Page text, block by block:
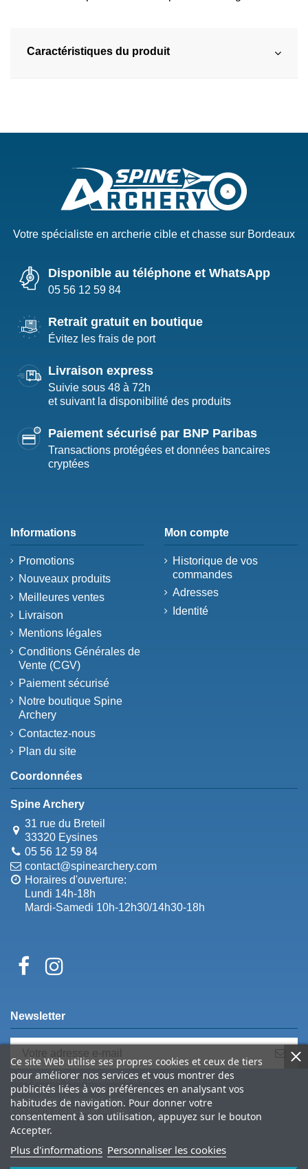
Caractéristiques du produit
Votre spécialiste en archerie cible et chasse sur Bordeaux
Disponible au téléphone et WhatsApp
05 56 12 59 84
Retrait gratuit en boutique
Évitez les frais de port
Livraison express
Suivie sous 48 à 72h
et suivant la disponibilité des produits
Paiement sécurisé par BNP Paribas
Transactions protégées et données bancaires
cryptées
Informations
Promotions
Nouveaux produits
Meilleures ventes
Livraison
Mentions légales
Conditions Générales de
Vente (CGV)
Paiement sécurisé
Notre boutique Spine
Archery
Contactez-nous
Plan du site
Mon compte
Historique de vos
commandes
Adresses
Identité
Coordonnées
Spine Archery
31 rue du Breteil
33320 Eysines
05 56 12 59 84
contact@spinearchery.com
Horaires d'ouverture:
Lundi 14h-18h
Mardi-Samedi 10h-12h30/14h30-18h
Ce site Web utilise ses propres cookies et ceux de tiers
pour améliorer nos services et vous montrer des
publicités liées à vos préférences en analysant vos
habitudes de navigation. Pour donner votre
consentement à son utilisation, appuyez sur le bouton
Accepter.
Plus d'informations Personnaliser les cookies
Newsletter
Vous pouvez vous désinscrire à tout
moment. Vous trouverez pour cela nos
informations de contact dans les
conditions d'utilisation du site.